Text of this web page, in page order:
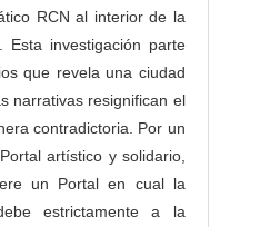
RCN al interior de la
Esta investigación parte
que revela una ciudad
narrativas resignifican el
contradictoria. Por un
artístico y solidario,
un Portal en cual la
estrictamente a la